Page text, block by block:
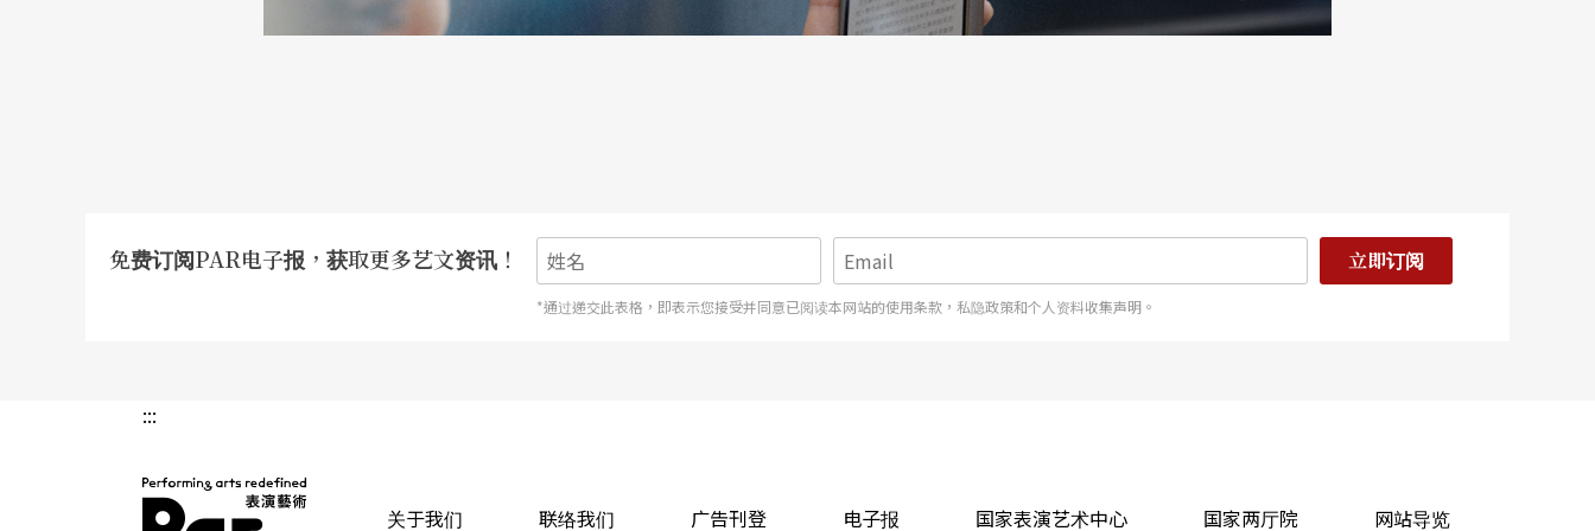
免费订阅PAR电子报，获取更多艺文资讯！ 立即订阅
*通过递交此表格，即表示您接受并同意已阅读本网站的使用条款，私隐政策和个人资料收集声明。
:::
关于我们 联络我们 广告刊登 电子报 国家表演艺术中心 国家两厅院 网站导览